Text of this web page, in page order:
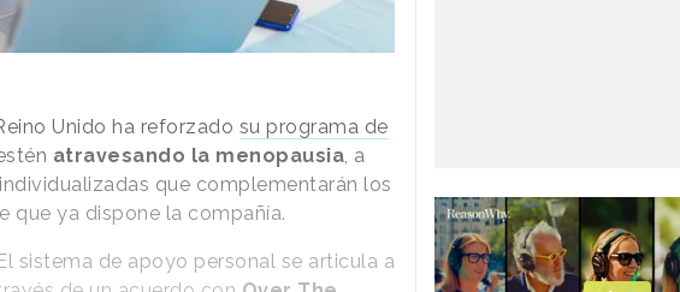
Unido ha reforzado su programa de
atravesando la menopausia, a
que complementarán los
que ya dispone la compañía.
El sistema de apoyo personal se articula a